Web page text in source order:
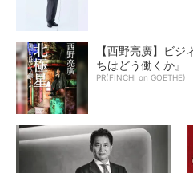
【西野亮廣】ビ
ちはどう働くか』
PR(FINCHI on GOETHE)